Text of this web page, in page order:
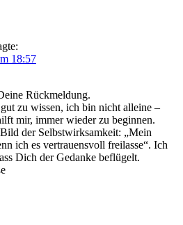
18:57
Rückmeldung.
zu wissen, ich bin nicht alleine –
mir, immer wieder zu beginnen.
der Selbstwirksamkeit: „Mein
ich es vertrauensvoll freilasse“. Ich
Dich der Gedanke beflügelt.